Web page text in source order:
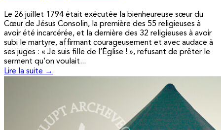
Le 26 juillet 1794 était exécutée la bienheureuse sœur du
Cœur de Jésus Consolin, la première des 55 religieuses à
avoir été incarcérée, et la dernière des 32 religieuses à avoir
subi le martyre, affirmant courageusement et avec audace à
ses juges : « Je suis fille de l’Église ! », refusant de prêter le
serment qu’on voulait...
Lire la suite →